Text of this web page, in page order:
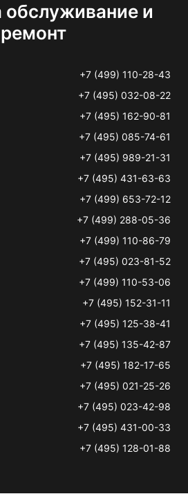
обслуживание и
ремонт
+7 (499) 110-28-43
+7 (495) 032-08-22
+7 (495) 162-90-81
+7 (495) 085-74-61
+7 (495) 989-21-31
+7 (495) 431-63-63
+7 (499) 653-72-12
+7 (499) 288-05-36
+7 (499) 110-86-79
+7 (495) 023-81-52
+7 (499) 110-53-06
+7 (495) 152-31-11
+7 (495) 125-38-41
+7 (495) 135-42-87
+7 (495) 182-17-65
+7 (495) 021-25-26
+7 (495) 023-42-98
+7 (495) 431-00-33
+7 (495) 128-01-88